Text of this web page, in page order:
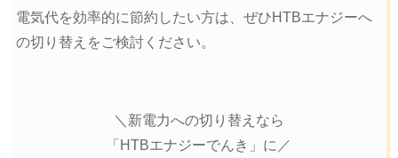
電気代を効率的に節約したい方は、ぜひHTBエナジーへ
の切り替えをご検討ください。
＼新電力への切り替えなら
「HTBエナジーでんき」に／